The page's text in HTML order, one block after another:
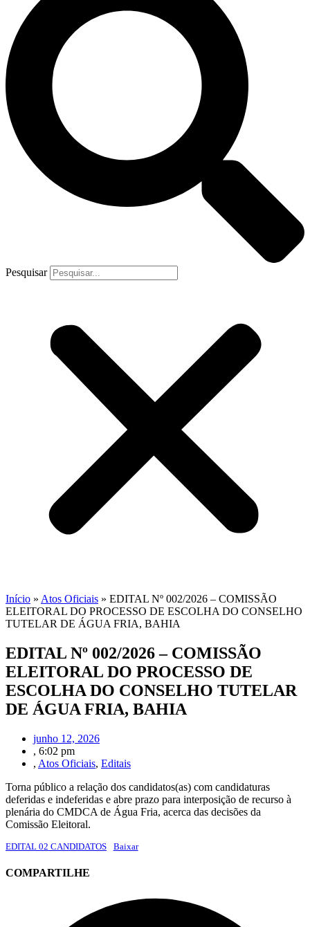
Pesquisar
Início » Atos Oficiais » EDITAL Nº 002/2026 – COMISSÃO
ELEITORAL DO PROCESSO DE ESCOLHA DO CONSELHO
TUTELAR DE ÁGUA FRIA, BAHIA
EDITAL Nº 002/2026 – COMISSÃO
ELEITORAL DO PROCESSO DE
ESCOLHA DO CONSELHO TUTELAR
DE ÁGUA FRIA, BAHIA
junho 12, 2026
, 6:02 pm
, Atos Oficiais, Editais
Torna público a relação dos candidatos(as) com candidaturas
deferidas e indeferidas e abre prazo para interposição de recurso à
plenária do CMDCA de Água Fria, acerca das decisões da
Comissão Eleitoral.
EDITAL 02 CANDIDATOS Baixar
COMPARTILHE